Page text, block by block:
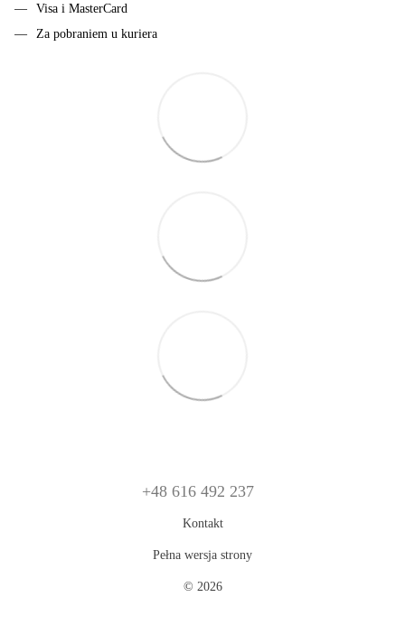
Visa i MasterCard
Za pobraniem u kuriera
+48 616 492 237
Kontakt
Pełna wersja strony
© 2026